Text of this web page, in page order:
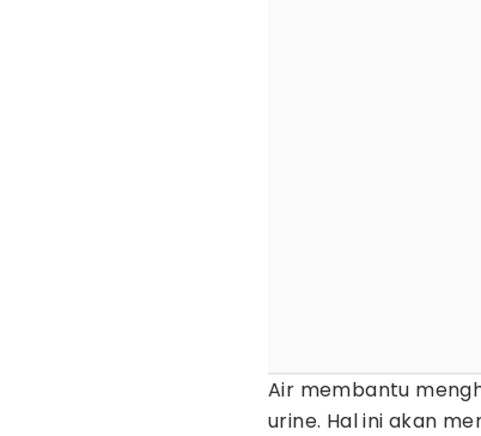
Air membantu
urine. Hal ini akan